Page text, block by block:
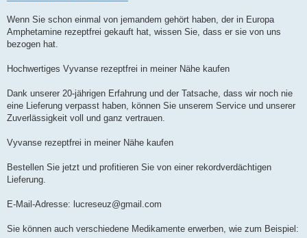
Wenn Sie schon einmal von jemandem gehört haben, der in Europa
Amphetamine rezeptfrei gekauft hat, wissen Sie, dass er sie von uns
bezogen hat.
Hochwertiges Vyvanse rezeptfrei in meiner Nähe kaufen
Dank unserer 20-jährigen Erfahrung und der Tatsache, dass wir noch nie
eine Lieferung verpasst haben, können Sie unserem Service und unserer
Zuverlässigkeit voll und ganz vertrauen.
Vyvanse rezeptfrei in meiner Nähe kaufen
Bestellen Sie jetzt und profitieren Sie von einer rekordverdächtigen
Lieferung.
E-Mail-Adresse: lucreseuz@gmail.com
Sie können auch verschiedene Medikamente erwerben, wie zum Beispiel: